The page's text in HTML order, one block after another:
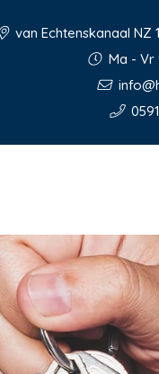
van Echtenskanaal NZ
Ma - Vr